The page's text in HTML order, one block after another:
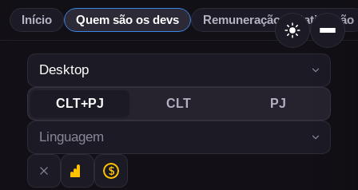
Início Quem são os devs Remuneração & Satisfação
CLT+PJ CLT PJ